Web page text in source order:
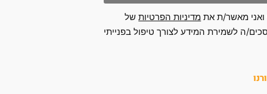
ואני מאשר/ת את מדיניות הפרטיותשל
ה לשמירת המידע לצורך טיפול בפנייתי